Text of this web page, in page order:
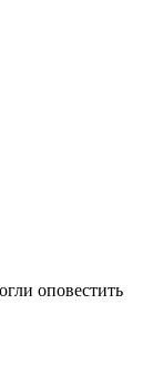
оповестить